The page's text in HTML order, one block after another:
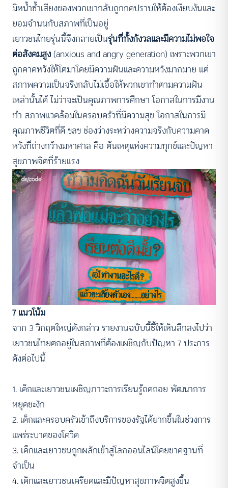
มิหน้ำซ้ำเสียงของพวกเขากลับถูกกดปราบให้ต้องเงียบงันและ
ยอมจำนนกับสภาพที่เป็นอยู่
เยาวชนไทยรุ่นนี้จึงกลายเป็นรุ่นที่ทั้งกังวลและมีความไม่พอใจ
ต่อสังคมสูง(anxious and angry generation) เพราะพวกเขา
ถูกคาดหวังให้โตมาโดยมีความฝันและความหวังมากมาย แต่
สภาพความเป็นจริงกลับไม่เอื้อให้พวกเขาทำตามความฝัน
เหล่านั้นได้ ไม่ว่าจะเป็นคุณภาพการศึกษา โอกาสในการมีงาน
ทำ สภาพแวดล้อมในครอบครัวที่มีความสุข โอกาสในการมี
คุณภาพชีวิตที่ดี ฯลฯ ช่องว่างระหว่างความจริงกับความคาด
หวังที่ถ่างกว้างมหาศาล คือ ต้นเหตุแห่งความทุกข์และปัญหา
สุขภาพจิตที่ร้ายแรง
7 แนวโน้ม
จาก 3 วิกฤตใหญ่ดังกล่าว รายงานฉบับนี้ชี้ให้เห็นลึกลงไปว่า
เยาวชนไทยตกอยู่ในสภาพที่ต้องเผชิญกับปัญหา 7 ประการ
ดังต่อไปนี้
1. เด็กและเยาวชนเผชิญภาวะการเรียนรู้ถดถอย พัฒนาการ
หยุดชะงัก
2. เด็กและครอบครัวเข้าถึงบริการของรัฐได้ยากขึ้นในช่วงการ
แพร่ระบาดของโควิด
3. เด็กและเยาวชนถูกผลักเข้าสู่โลกออนไลน์โดยขาดฐานที่
จำเป็น
4. เด็กและเยาวชนเครียดและมีปัญหาสุขภาพจิตสูงขึ้น